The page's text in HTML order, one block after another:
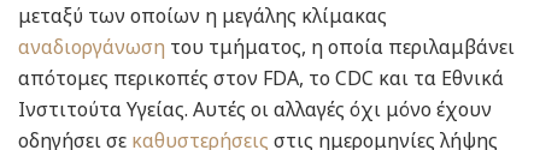
μεταξύ των οποίων η μεγάλης κλίμακας
αναδιοργάνωση του τμήματος, η οποία περιλαμβάνει
απότομες περικοπές στον FDA, το CDC και τα Εθνικά
Ινστιτούτα Υγείας. Αυτές οι αλλαγές όχι μόνο έχουν
οδηγήσει σε καθυστερήσεις στις ημερομηνίες λήψης